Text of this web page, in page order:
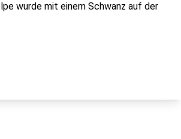
wurde mit einem Schwanz auf der